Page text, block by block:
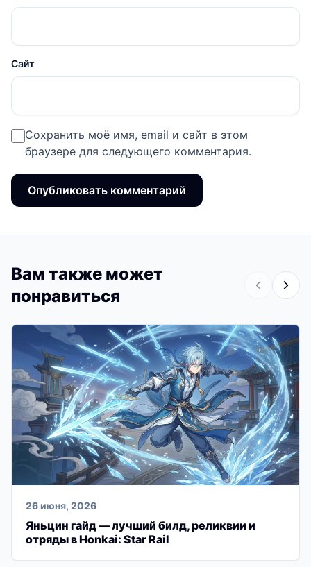
Сайт
Сохранить моё имя, email и сайт в этом
браузере для следующего комментария.
Вам также может
понравиться
26 июня, 2026
Яньцин гайд — лучший билд, реликвии и
отряды в Honkai: Star Rail